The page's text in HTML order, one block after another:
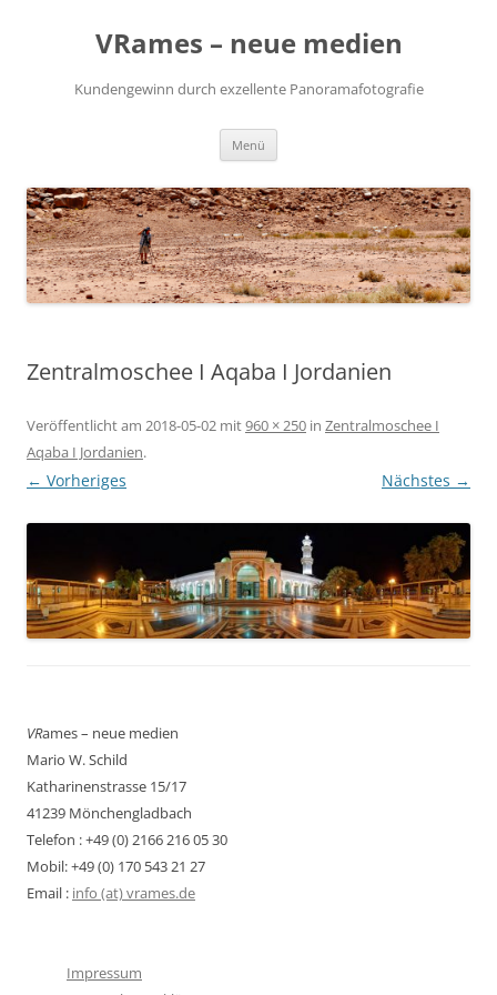
VRames – neue medien
Kundengewinn durch exzellente Panoramafotografie
Menü
Zentralmoschee I Aqaba I Jordanien
Veröffentlicht am 2018-05-02 mit960 × 250 in Zentralmoschee I
Aqaba I Jordanien.
← Vorheriges Nächstes →
VRames – neue medien
Mario W. Schild
Katharinenstrasse 15/17
41239 Mönchengladbach
Telefon : +49 (0) 2166 216 05 30
Mobil: +49 (0) 170 543 21 27
Email : info (at) vrames.de
Impressum